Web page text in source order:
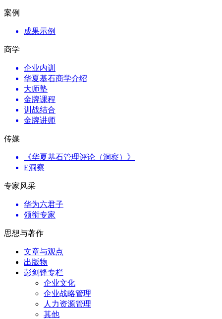
案例
成果示例
商学
企业内训
华夏基石商学介绍
大师塾
金牌课程
训战结合
金牌讲师
传媒
《华夏基石管理评论（洞察）》
E洞察
专家风采
华为六君子
领衔专家
思想与著作
文章与观点
出版物
彭剑锋专栏
企业文化
企业战略管理
人力资源管理
其他